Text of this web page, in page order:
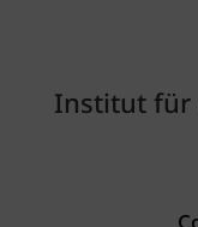
Institut für